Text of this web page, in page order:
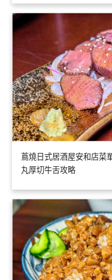
蔦燒日式居酒屋安和店菜
丸厚切牛舌攻略